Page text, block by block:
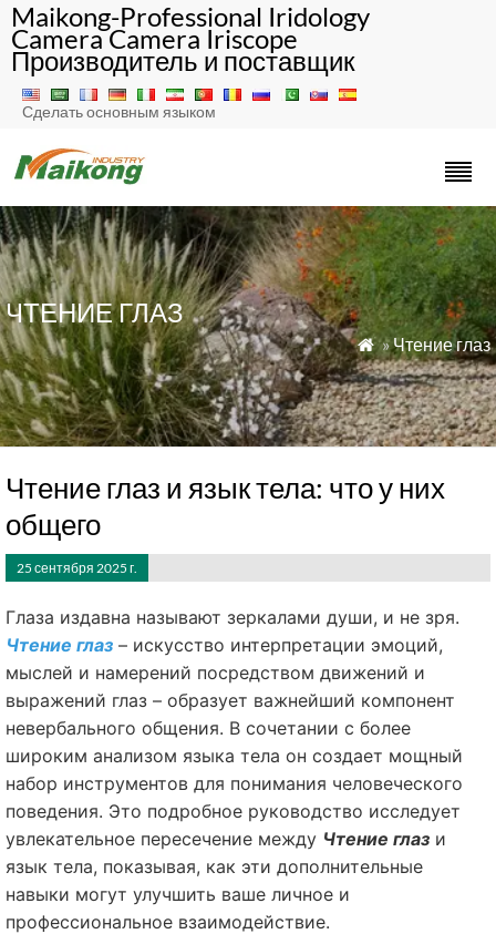
Maikong-Professional Iridology
Camera Camera Iriscope
Производитель и поставщик
Сделать основным языком
ЧТЕНИЕ ГЛАЗ
 »Чтение глаз
Чтение глаз и язык тела: что у них
общего
25 сентября 2025 г.
Глаза издавна называют зеркалами души, и не зря.
Чтение глаз – искусство интерпретации эмоций,
мыслей и намерений посредством движений и
выражений глаз – образует важнейший компонент
невербального общения. В сочетании с более
широким анализом языка тела он создает мощный
набор инструментов для понимания человеческого
поведения. Это подробное руководство исследует
увлекательное пересечение между Чтение глаз и
язык тела, показывая, как эти дополнительные
навыки могут улучшить ваше личное и
профессиональное взаимодействие.